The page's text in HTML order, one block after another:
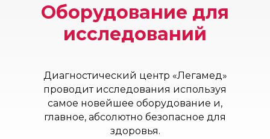
Диагностический центр «Легамед»
проводит исследования используя
самое новейшее оборудование и,
главное, абсолютно безопасное для
здоровья.
Оборудование для
исследований